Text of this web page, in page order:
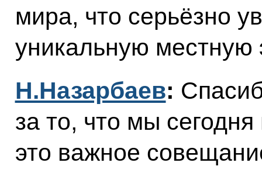
мира, что серьёзно
уникальную местную
Н.Назарбаев:
за то, что мы
это важное